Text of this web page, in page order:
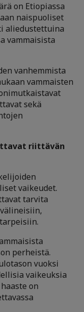
on Etiopiassa
naispuoliset
aliedustettuina
vammaisista
vanhemmista
vammaisten
sekä
riittävän
vaikeudet.
tarvita
perheistä.
vuoksi
vaikeuksia
on